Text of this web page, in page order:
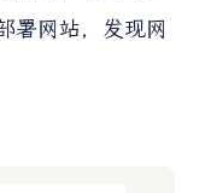
署网站，发现网